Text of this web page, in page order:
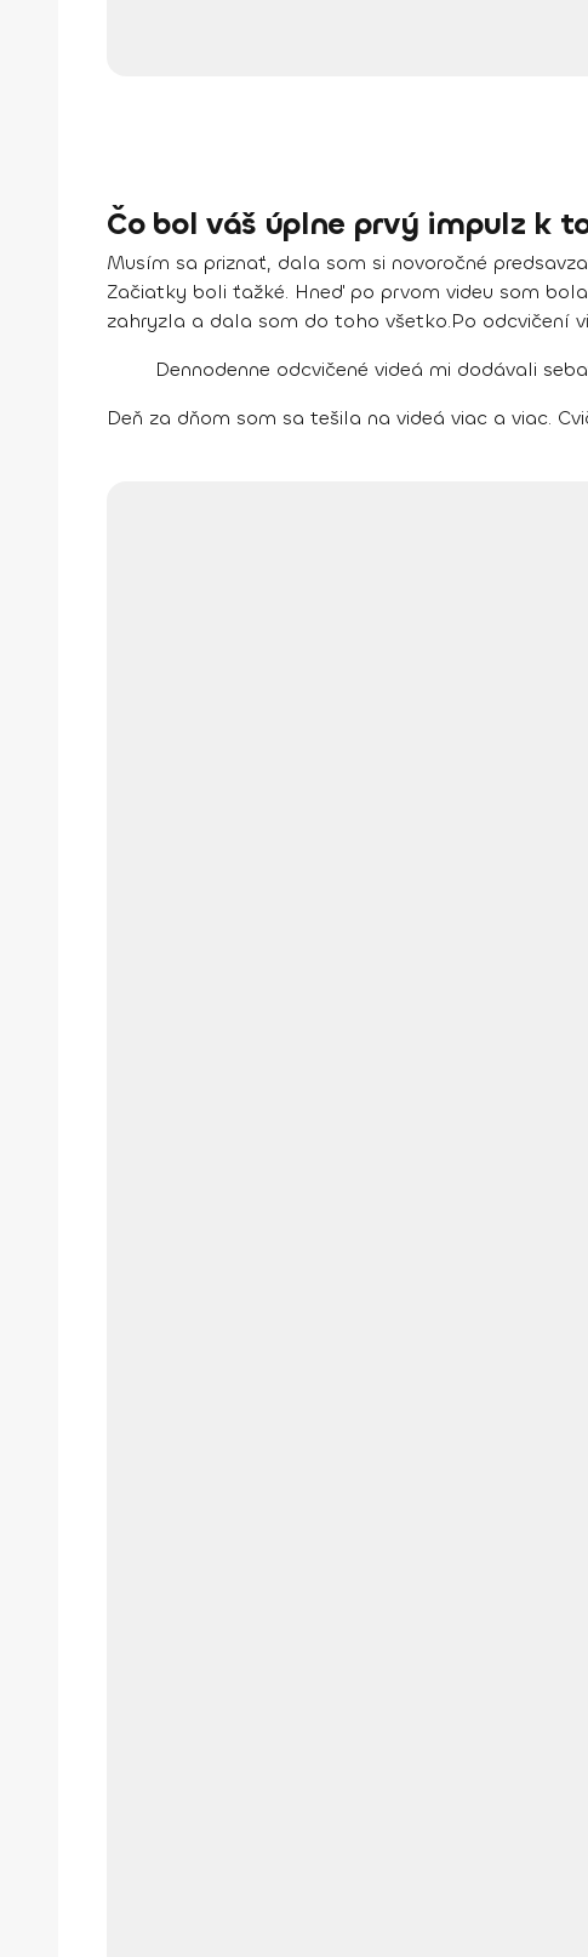
Čo bol váš úplne prvý impulz k
Musím sa priznať, dala som si novoročné
Začiatky boli ťažké. Hneď po prvom videu som
zahryzla a dala som do toho všetko.Po odcvičení
Dennodenne odcvičené videá mi dodávali
Deň za dňom som sa tešila na videá viac a viac.